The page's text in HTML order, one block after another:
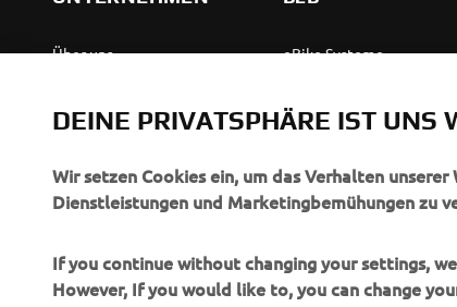
Über uns
Veranstaltungen
Press
Broschüren
Händler werden
eBike Systeme
Leichte Fahrzeuge
Ersthelferinnen und
Ersthelfer
Robotics
DEINE PRIVATSPHÄRE IST UNS
Wir setzen Cookies ein, um das Verhalten
Dienstleistungen und Marketingbemühungen zu
If you continue without changing your settings,
However, If you would like to, you can change